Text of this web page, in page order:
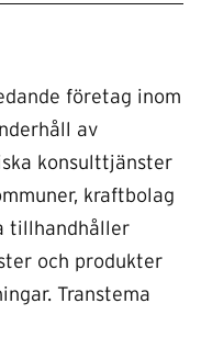
företag inom
av
konsulttjänster
kraftbolag
tillhandhåller
och produkter
Transtema